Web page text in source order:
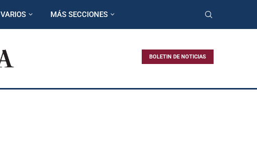
VARIOS MÁS SECCIONES
BOLETIN DE NOTICIAS